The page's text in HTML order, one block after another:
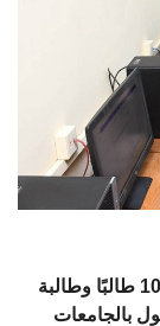
معامل التنسيق الإلكتروني تستقبل أكثر من 1000 طالبًا وطالبة
بالجامعات